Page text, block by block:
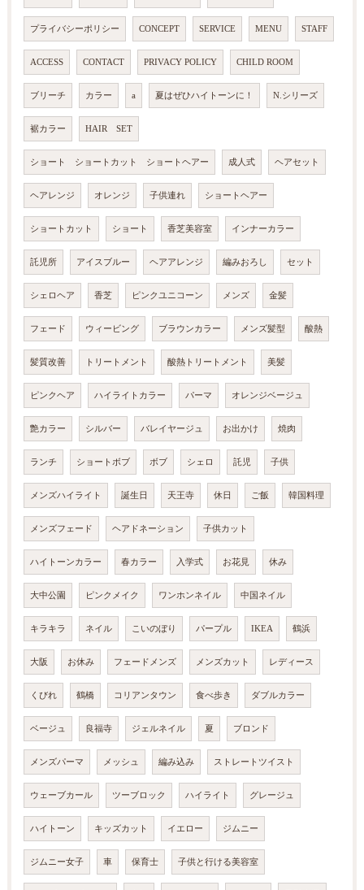
プライバシーポリシー CONCEPT SERVICE MENU STAFF
ACCESS CONTACT PRIVACY POLICY CHILD ROOM
ブリーチ カラー a 夏はぜひハイトーンに！ N.シリーズ
裾カラー HAIR SET
ショート ショートカット ショートヘアー 成人式 ヘアセット
ヘアレンジ オレンジ 子供連れ ショートヘアー
ショートカット ショート 香芝美容室 インナーカラー
託児所 アイスブルー ヘアアレンジ 編みおろし セット
シェロヘア 香芝 ピンクユニコーン メンズ 金髪
フェード ウィービング ブラウンカラー メンズ髪型 酸熱
髪質改善 トリートメント 酸熱トリートメント 美髪
ピンクヘア ハイライトカラー パーマ オレンジベージュ
艶カラー シルバー バレイヤージュ お出かけ 焼肉
ランチ ショートボブ ボブ シェロ 託児 子供
メンズハイライト 誕生日 天王寺 休日 ご飯 韓国料理
メンズフェード ヘアドネーション 子供カット
ハイトーンカラー 春カラー 入学式 お花見 休み
大中公園 ピンクメイク ワンホンネイル 中国ネイル
キラキラ ネイル こいのぼり パープル IKEA 鶴浜
大阪 お休み フェードメンズ メンズカット レディース
くびれ 鶴橋 コリアンタウン 食べ歩き ダブルカラー
ベージュ 良福寺 ジェルネイル 夏 ブロンド
メンズパーマ メッシュ 編み込み ストレートツイスト
ウェーブカール ツーブロック ハイライト グレージュ
ハイトーン キッズカット イエロー ジムニー
ジムニー女子 車 保育士 子供と行ける美容室